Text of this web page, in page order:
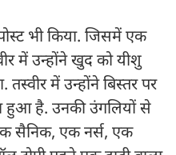
भी किया. जिसमें एक
में उन्होंने खुद को यीशु
में उन्होंने बिस्तर पर
हुआ है. उनकी उंगलियों से
सैनिक, एक नर्स, एक